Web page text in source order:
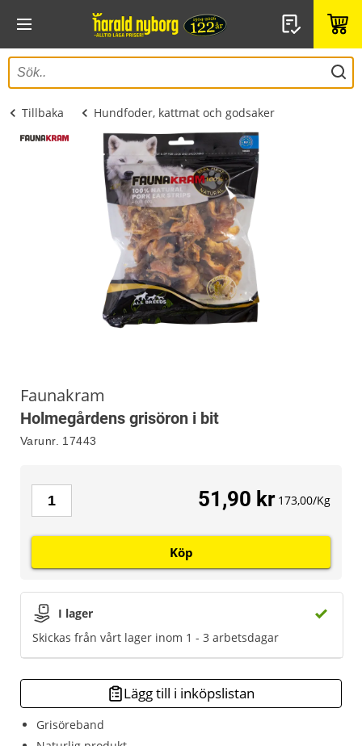
Tillbaka Hundfoder, kattmat och godsaker
Faunakram
Holmegårdens grisöron i bit
Varunr. 17443
Grisöreband
I lager
Skickas från vårt lager inom 1 - 3 arbetsdagar
51,90 kr 173,00/Kg
Köp
Lägg till i inköpslistan